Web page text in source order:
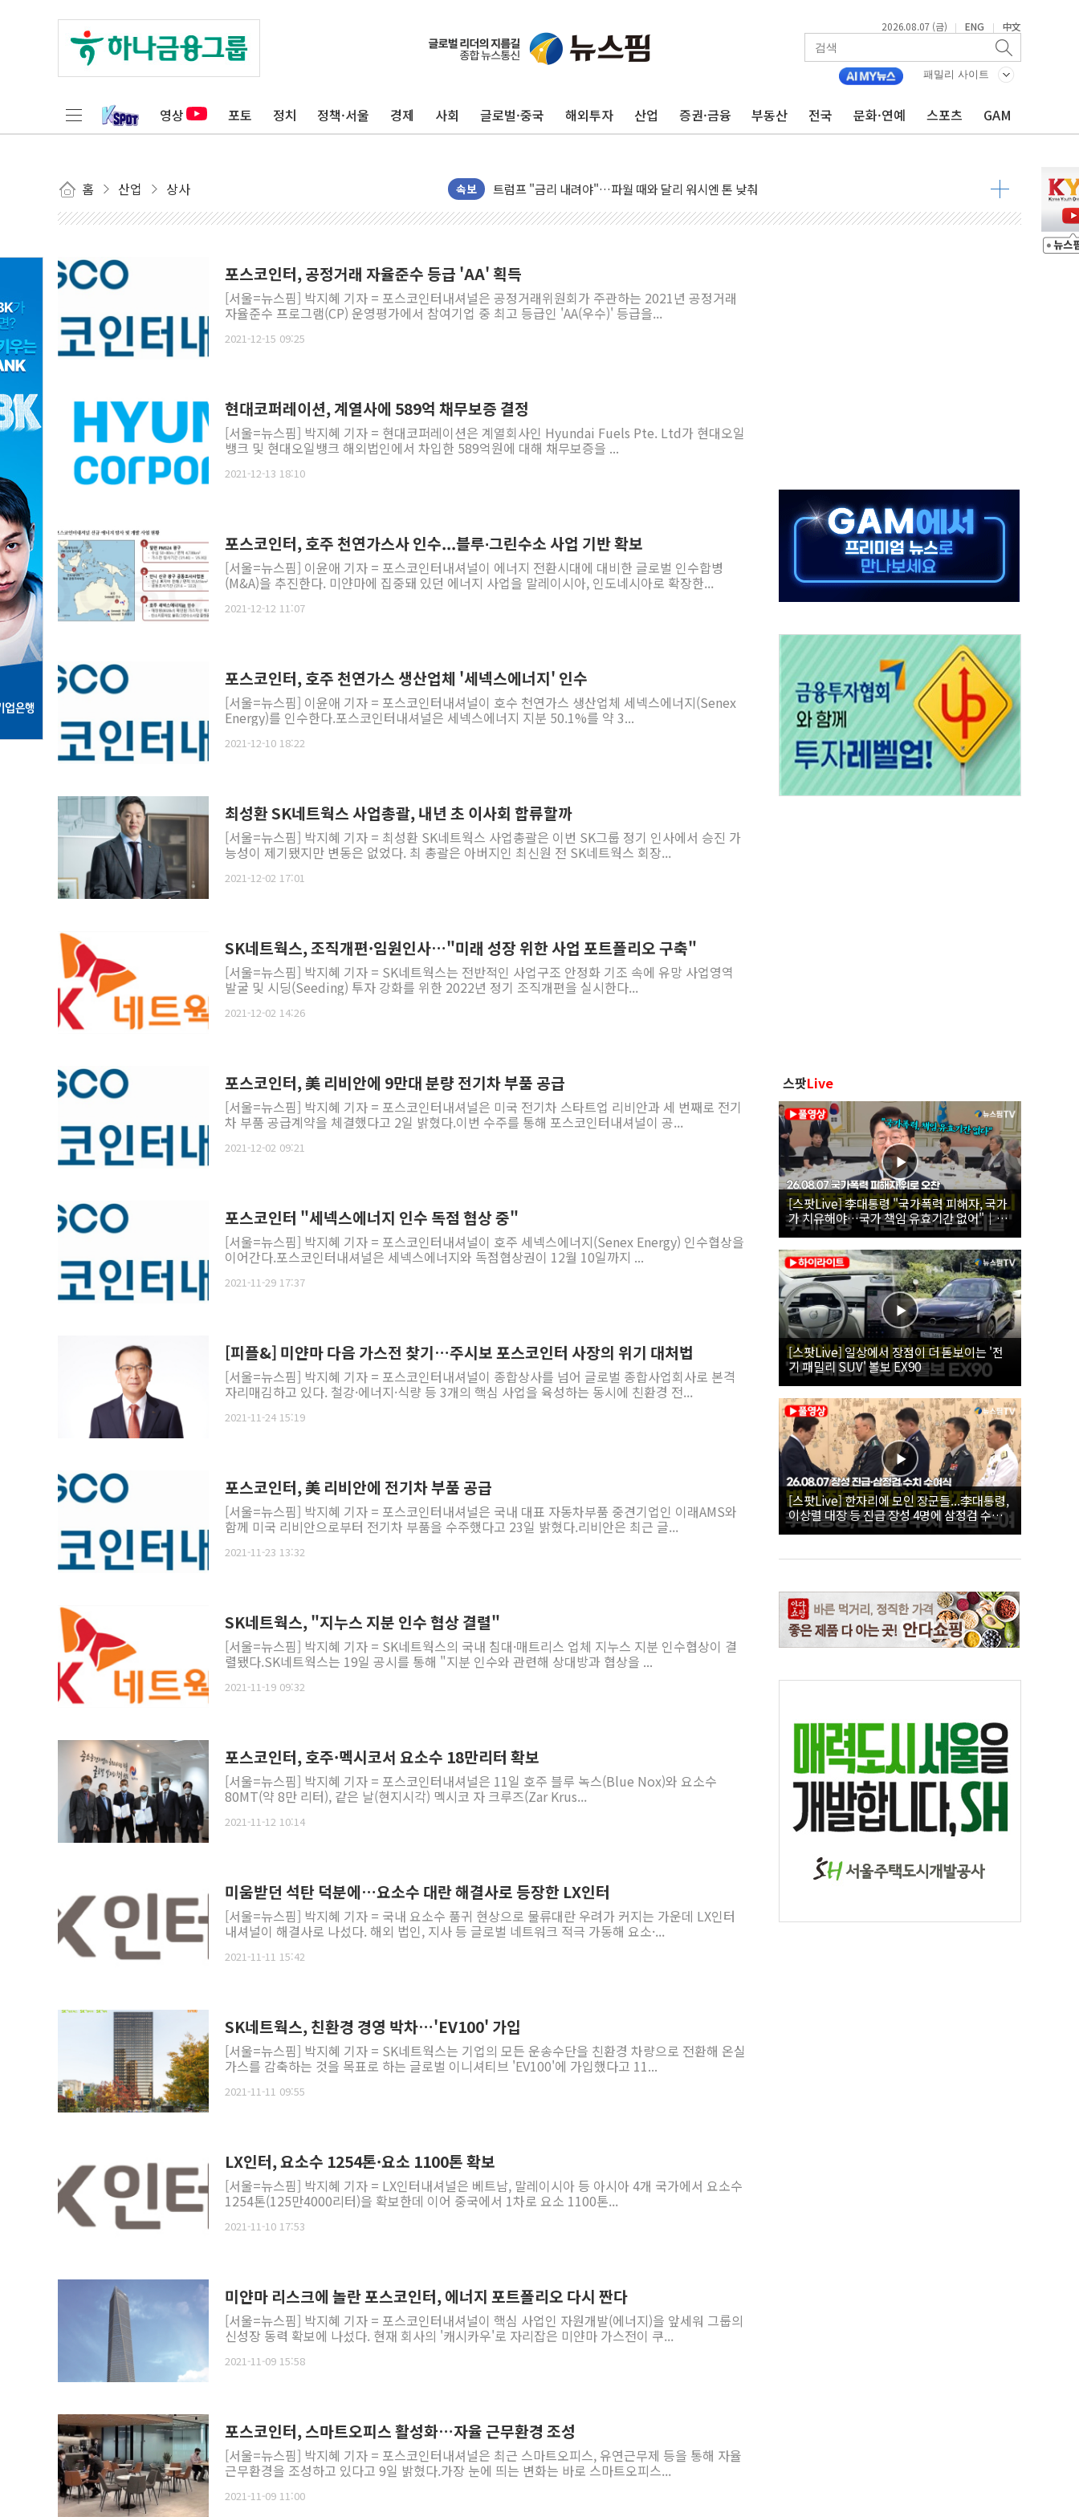
2026.08.07 (금) | ENG | 中文
패밀리 사이트
영상 포토 정치 정책·서울 경제 사회 글로벌·중국 해외투자 산업 증권·금융 부동산 전국 문화·연예 스포츠 GAM
홈 산업 상사 속보
뉴욕증시 개장 전 특징주...아틀라시안·클라우드플레어·태양광주↑ VS 트레이드데스크·웬디스↓
보훈부, 미 DPAA와 MOU… "6·25 미군 실종자 7359명 끝까지 찾겠다"
특정 정치인 측근 포항시 정책특보 내정설...포항시 '시끌'
李 "해남 태양광, 대한민국 다음 100년 밑거름…수도권 집중 완화 전환점"
[사진] 빈살만과 에르도안의 만남
이란와이어 "이란 최고지도자 위독…곧 사망해도 놀랍지 않아"
폭염 누그러지고 가뭄 숙지나...경북동해안권 8~9일 최대 100mm 호우
사우디·튀르키예·파키스탄, '공동방위협정' 체결… 수니파 국가들의 새 안보 협력 구도
신길동 신축도 3.3㎡당 7250만원…써밋 클라비온 59㎡ 18억원대
[코인시황] 비트코인 6만4000달러대 횡보…고래·ETF 매수에도 고유가·금리·입법 지연 '삼중 부담'
[베트남 증시] 유동성 부진 지속, 강보합 마감...석유·가스주 올랐지만 빈그룹이 상쇄
'찜통더위'에 전력수요 역대 최고치 경신…한낮 총수요 104.3GW 기록
포스코인터, 공정거래 자율준수 등급 'AA' 획득
[서울=뉴스핌] 박지혜 기자 = 포스코인터내셔널은 공정거래위원회가 주관하는 2021년 공정거래
자율준수 프로그램(CP) 운영평가에서 참여기업 중 최고 등급인 'AA(우수)' 등급을...
2021-12-15 09:25
현대코퍼레이션, 계열사에 589억 채무보증 결정
[서울=뉴스핌] 박지혜 기자 = 현대코퍼레이션은 계열회사인 Hyundai Fuels Pte. Ltd가 현대오일
뱅크 및 현대오일뱅크 해외법인에서 차입한 589억원에 대해 채무보증을 ...
2021-12-13 18:10
포스코인터, 호주 천연가스사 인수...블루∙그린수소 사업 기반 확보
[서울=뉴스핌] 이윤애 기자 = 포스코인터내셔널이 에너지 전환시대에 대비한 글로벌 인수합병
(M&A)을 추진한다. 미얀마에 집중돼 있던 에너지 사업을 말레이시아, 인도네시아로 확장한...
2021-12-12 11:07
포스코인터, 호주 천연가스 생산업체 '세넥스에너지' 인수
[서울=뉴스핌] 이윤애 기자 = 포스코인터내셔널이 호수 천연가스 생산업체 세넥스에너지(Senex
Energy)를 인수한다.포스코인터내셔널은 세넥스에너지 지분 50.1%를 약 3...
2021-12-10 18:22
최성환 SK네트웍스 사업총괄, 내년 초 이사회 합류할까
[서울=뉴스핌] 박지혜 기자 = 최성환 SK네트웍스 사업총괄은 이번 SK그룹 정기 인사에서 승진 가
능성이 제기됐지만 변동은 없었다. 최 총괄은 아버지인 최신원 전 SK네트웍스 회장...
2021-12-02 17:01
SK네트웍스, 조직개편·임원인사…"미래 성장 위한 사업 포트폴리오 구축"
[서울=뉴스핌] 박지혜 기자 = SK네트웍스는 전반적인 사업구조 안정화 기조 속에 유망 사업영역
발굴 및 시딩(Seeding) 투자 강화를 위한 2022년 정기 조직개편을 실시한다...
2021-12-02 14:26
포스코인터, 美 리비안에 9만대 분량 전기차 부품 공급
[서울=뉴스핌] 박지혜 기자 = 포스코인터내셔널은 미국 전기차 스타트업 리비안과 세 번째로 전기
차 부품 공급계약을 체결했다고 2일 밝혔다.이번 수주를 통해 포스코인터내셔널이 공...
2021-12-02 09:21
포스코인터 "세넥스에너지 인수 독점 협상 중"
[서울=뉴스핌] 박지혜 기자 = 포스코인터내셔널이 호주 세넥스에너지(Senex Energy) 인수협상을
이어간다.포스코인터내셔널은 세넥스에너지와 독점협상권이 12월 10일까지 ...
2021-11-29 17:37
[피플&] 미얀마 다음 가스전 찾기…주시보 포스코인터 사장의 위기 대처법
[서울=뉴스핌] 박지혜 기자 = 포스코인터내셔널이 종합상사를 넘어 글로벌 종합사업회사로 본격
자리매김하고 있다. 철강·에너지·식량 등 3개의 핵심 사업을 육성하는 동시에 친환경 전...
2021-11-24 15:19
포스코인터, 美 리비안에 전기차 부품 공급
[서울=뉴스핌] 박지혜 기자 = 포스코인터내셔널은 국내 대표 자동차부품 중견기업인 이래AMS와
함께 미국 리비안으로부터 전기차 부품을 수주했다고 23일 밝혔다.리비안은 최근 글...
2021-11-23 13:32
SK네트웍스, "지누스 지분 인수 협상 결렬"
[서울=뉴스핌] 박지혜 기자 = SK네트웍스의 국내 침대·매트리스 업체 지누스 지분 인수협상이 결
렬됐다.SK네트웍스는 19일 공시를 통해 "지분 인수와 관련해 상대방과 협상을 ...
2021-11-19 09:32
포스코인터, 호주·멕시코서 요소수 18만리터 확보
[서울=뉴스핌] 박지혜 기자 = 포스코인터내셔널은 11일 호주 블루 녹스(Blue Nox)와 요소수
80MT(약 8만 리터), 같은 날(현지시각) 멕시코 자 크루즈(Zar Krus...
2021-11-12 10:14
미움받던 석탄 덕분에…요소수 대란 해결사로 등장한 LX인터
[서울=뉴스핌] 박지혜 기자 = 국내 요소수 품귀 현상으로 물류대란 우려가 커지는 가운데 LX인터
내셔널이 해결사로 나섰다. 해외 법인, 지사 등 글로벌 네트워크 적극 가동해 요소·...
2021-11-11 15:42
SK네트웍스, 친환경 경영 박차…'EV100' 가입
[서울=뉴스핌] 박지혜 기자 = SK네트웍스는 기업의 모든 운송수단을 친환경 차량으로 전환해 온실
가스를 감축하는 것을 목표로 하는 글로벌 이니셔티브 'EV100'에 가입했다고 11...
2021-11-11 09:55
LX인터, 요소수 1254톤·요소 1100톤 확보
[서울=뉴스핌] 박지혜 기자 = LX인터내셔널은 베트남, 말레이시아 등 아시아 4개 국가에서 요소수
1254톤(125만4000리터)을 확보한데 이어 중국에서 1차로 요소 1100톤...
2021-11-10 17:53
미얀마 리스크에 놀란 포스코인터, 에너지 포트폴리오 다시 짠다
[서울=뉴스핌] 박지혜 기자 = 포스코인터내셔널이 핵심 사업인 자원개발(에너지)을 앞세워 그룹의
신성장 동력 확보에 나섰다. 현재 회사의 '캐시카우'로 자리잡은 미얀마 가스전이 쿠...
2021-11-09 15:58
포스코인터, 스마트오피스 활성화…자율 근무환경 조성
[서울=뉴스핌] 박지혜 기자 = 포스코인터내셔널은 최근 스마트오피스, 유연근무제 등을 통해 자율
근무환경을 조성하고 있다고 9일 밝혔다.가장 눈에 띄는 변화는 바로 스마트오피스...
2021-11-09 11:00
스팟Live
[스팟Live] 李대통령 "국가폭력 피해자, 국가
가 치유해야…국가 책임 유효기간 없어"｜
26.08.07 국가폭력 피해자 위로 오찬
[스팟Live] 일상에서 장점이 더 돋보이는 '전
기 패밀리 SUV' 볼보 EX90
[스팟Live] 한자리에 모인 장군들...李대통령,
이상렬 대장 등 진급 장성 4명에 삼정검 수치
직접 수여｜26.08.07 장성 진급·삼정검 수치